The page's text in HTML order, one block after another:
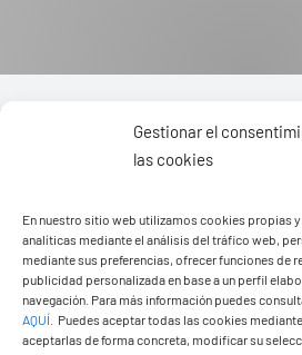
Gestionar el
las cookies
En nuestro sitio web utilizamos cookies propias
analíticas mediante el análisis del tráfico web,
mediante sus preferencias, ofrecer funciones de
publicidad personalizada en base a un perfil
navegación. Para más información puedes
AQUÍ
Puedes aceptar todas las cookies
aceptarlas de forma concreta, modificar su